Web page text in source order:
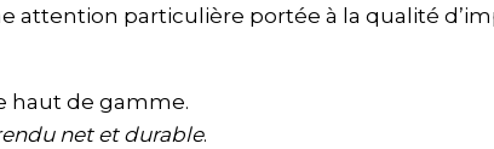
attention particulière portée à la qualité
haut de gamme.
net et durable.